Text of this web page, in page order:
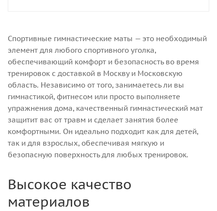
Спортивные гимнастические маты — это необходимый
элемент для любого спортивного уголка,
обеспечивающий комфорт и безопасность во время
тренировок с доставкой в Москву и Московскую
область. Независимо от того, занимаетесь ли вы
гимнастикой, фитнесом или просто выполняете
упражнения дома, качественный гимнастический мат
защитит вас от травм и сделает занятия более
комфортными. Он идеально подходит как для детей,
так и для взрослых, обеспечивая мягкую и
безопасную поверхность для любых тренировок.
Высокое качество
материалов